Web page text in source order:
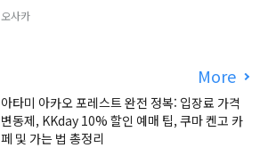
오사카
More
아타미 아카오 포레스트 완전 정복: 입장료 가격
변동제, KKday 10% 할인 예매 팁, 쿠마 켄고 카
페 및 가는 법 총정리